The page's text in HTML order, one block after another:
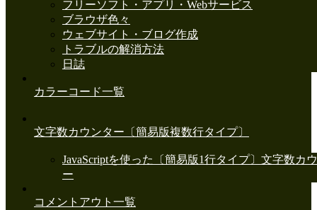
フリーソフト・アプリ・Webサービス
ブラウザ色々
ウェブサイト・ブログ作成
トラブルの解消方法
日誌
カラーコード一覧
文字数カウンター〔簡易版複数行タイプ〕
JavaScriptを使った〔簡易版1行タイプ〕文字数カ
ー
コメントアウト一覧